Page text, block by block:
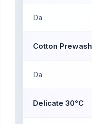
Da
Cotton Prewash
Da
Delicate 30°C